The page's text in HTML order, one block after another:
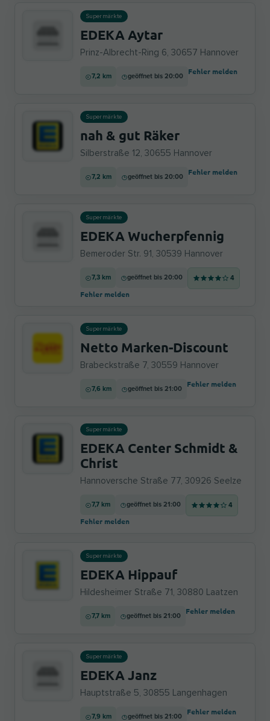
Supermärkte
EDEKA Aytar
Prinz-Albrecht-Ring 6, 30657 Hannover
7,2 km geöffnet bis 20:00
Fehler melden
Supermärkte
nah & gut Räker
Silberstraße 12, 30655 Hannover
7,2 km geöffnet bis 20:00
Fehler melden
Supermärkte
EDEKA Wucherpfennig
Bemeroder Str. 91, 30539 Hannover
7,3 km geöffnet bis 20:00 4
Fehler melden
Supermärkte
Netto Marken-Discount
Brabeckstraße 7, 30559 Hannover
7,6 km geöffnet bis 21:00
Fehler melden
Supermärkte
EDEKA Center Schmidt &
Christ
Hannoversche Straße 77, 30926 Seelze
7,7 km geöffnet bis 21:00 4
Fehler melden
Supermärkte
EDEKA Hippauf
Hildesheimer Straße 71, 30880 Laatzen
7,7 km geöffnet bis 21:00
Fehler melden
Supermärkte
EDEKA Janz
Hauptstraße 5, 30855 Langenhagen
7,9 km geöffnet bis 21:00
Fehler melden